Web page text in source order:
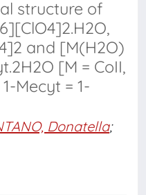
structure of
and [M(H2O)
[M = CoII,
Mecyt = 1-
Donatella;